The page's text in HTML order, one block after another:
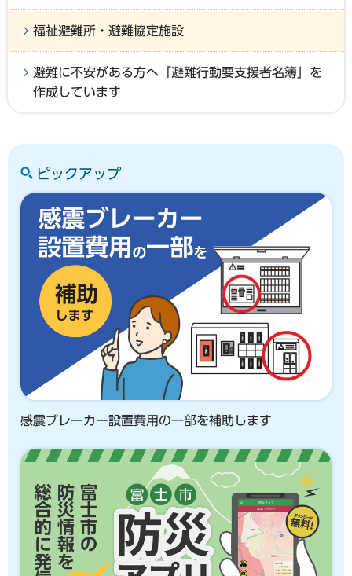
福祉避難所・避難協定施設
避難に不安がある方へ「避難行動要支援者名簿」を
作成しています
ピックアップ
感震ブレーカー設置費用の一部を補助します